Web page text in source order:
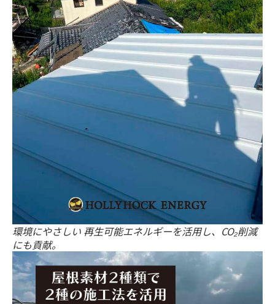
環境にやさしい 再生可能エネルギーを活用し、CO₂削減
にも貢献。